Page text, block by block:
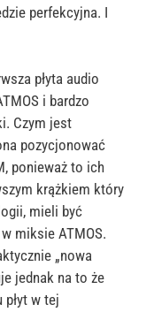
perfekcyjna. I
płyta audio
i bardzo
Czym jest
pozycjonować
ponieważ to ich
krążkiem który
mieli być
miksie ATMOS.
„nowa
jednak na to że
w tej